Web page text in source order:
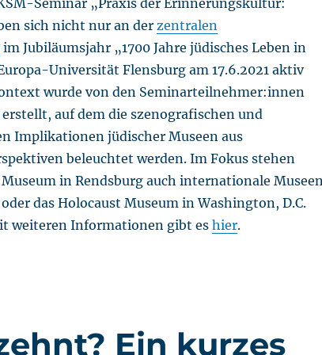
sich nicht nur an der zentralen
im Jubiläumsjahr „1700 Jahre jüdisches Leben in
Universität Flensburg am 17.6.2021 aktiv
wurde von den Seminarteilnehmer:innen
auf dem die szenografischen und
Implikationen jüdischer Museen aus
beleuchtet werden. Im Fokus stehen
in Rendsburg auch internationale
das Holocaust Museum in Washington, D.C.
weiteren Informationen gibt es hier.
Ein kurzes